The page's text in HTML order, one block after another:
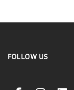
FOLLOW US